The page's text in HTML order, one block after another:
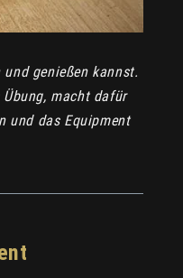
genießen kannst.
macht dafür
und das Equipment